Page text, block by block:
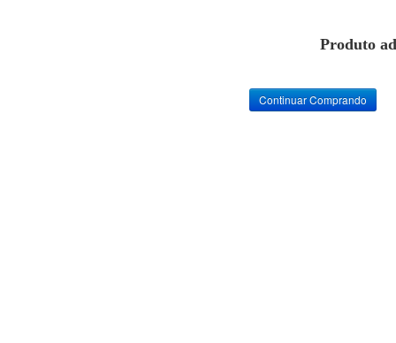
Produto
Continuar Comprando